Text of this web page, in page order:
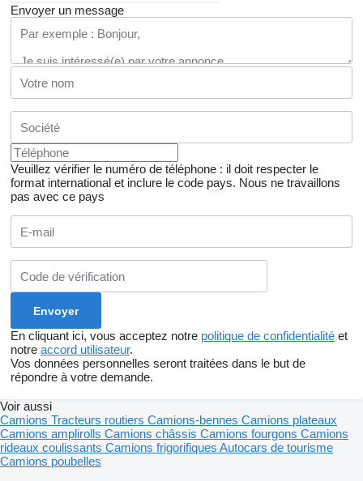
Envoyer un message
Veuillez vérifier le numéro de téléphone : il doit respecter le
format international et inclure le code pays. Nous ne travaillons
pas avec ce pays
En cliquant ici, vous acceptez notre politique de confidentialité et
notre accord utilisateur.
Vos données personnelles seront traitées dans le but de
répondre à votre demande.
Voir aussi
Camions Tracteurs routiers Camions-bennes Camions plateaux
Camions amplirolls Camions châssis Camions fourgons Camions
rideaux coulissants Camions frigorifiques Autocars de tourisme
Camions poubelles